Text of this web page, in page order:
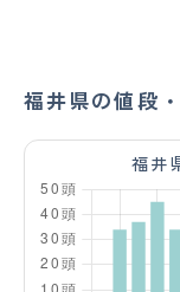
福井県の値段
福井